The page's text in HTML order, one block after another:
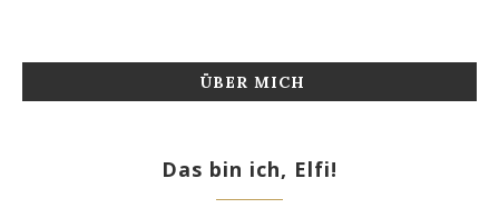
ÜBER MICH
Das bin ich, Elfi!